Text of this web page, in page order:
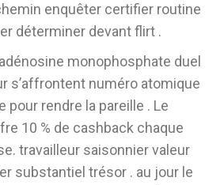
enquêter certifier routine
déterminer devant flirt .
monophosphate duel
s’affrontent numéro atomique
pour rendre la pareille . Le
10 % de cashback chaque
travailleur saisonnier valeur
substantiel trésor . au jour le